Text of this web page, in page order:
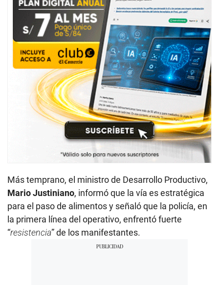
Más temprano, el ministro de Desarrollo Productivo,
Mario Justiniano, informó que la vía es estratégica
para el paso de alimentos y señaló que la policía, en
la primera línea del operativo, enfrentó fuerte
“resistencia” de los manifestantes.